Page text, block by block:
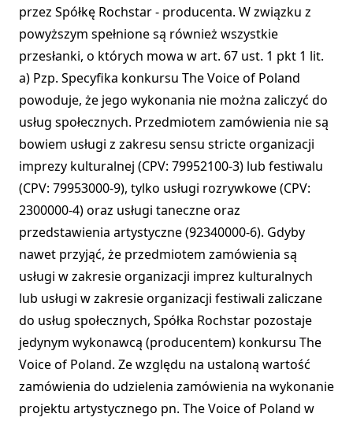
przez Spółkę Rochstar - producenta. W związku z
powyższym spełnione są również wszystkie
przesłanki, o których mowa w art. 67 ust. 1 pkt 1 lit.
a) Pzp. Specyfika konkursu The Voice of Poland
powoduje, że jego wykonania nie można zaliczyć do
usług społecznych. Przedmiotem zamówienia nie są
bowiem usługi z zakresu sensu stricte organizacji
imprezy kulturalnej (CPV: 79952100-3) lub festiwalu
(CPV: 79953000-9), tylko usługi rozrywkowe (CPV:
2300000-4) oraz usługi taneczne oraz
przedstawienia artystyczne (92340000-6). Gdyby
nawet przyjąć, że przedmiotem zamówienia są
usługi w zakresie organizacji imprez kulturalnych
lub usługi w zakresie organizacji festiwali zaliczane
do usług społecznych, Spółka Rochstar pozostaje
jedynym wykonawcą (producentem) konkursu The
Voice of Poland. Ze względu na ustaloną wartość
zamówienia do udzielenia zamówienia na wykonanie
projektu artystycznego pn. The Voice of Poland w